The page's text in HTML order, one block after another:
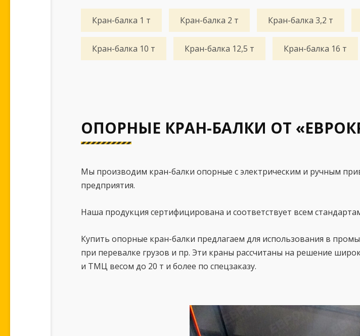
Кран-балка 1 т Кран-балка 2 т Кран-балка 3,2 т
Кран-балка 10 т Кран-балка 12,5 т Кран-балка 16 т
ОПОРНЫЕ КРАН-БАЛКИ ОТ
Мы производим кран-балки опорные с электрическим и ручным
предприятия.
Наша продукция сертифицирована и соответствует всем
Купить опорные кран-балки предлагаем для использования в
при перевалке грузов и пр. Эти краны рассчитаны на решение
и ТМЦ весом до 20 т и более по спецзаказу.